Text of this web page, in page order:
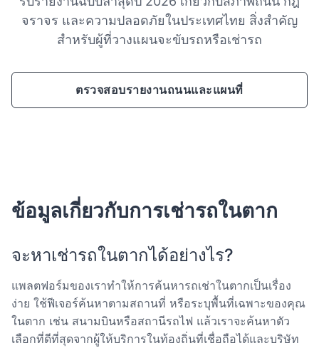
จราจร และความปลอดภัยในประเทศไทย สิ่งสำคัญ
สำหรับผู้ที่วางแผนจะขับรถหรือเช่ารถ
ตรวจสอบรายงานถนนและแผนที่
ข้อมูลเกี่ยวกับการเช่ารถในตาก
จะหาเช่ารถในตากได้อย่างไร?
แพลตฟอร์มของเราทำให้การค้นหารถเช่าในตากเป็นเรื่อง
ง่าย ใช้ฟีเจอร์ค้นหาตามสถานที่ หรือระบุพื้นที่เฉพาะของคุณ
ในตาก เช่น สนามบินหรือสถานีรถไฟ แล้วเราจะค้นหาตัว
เลือกที่ดีที่สุดจากผู้ให้บริการในท้องถิ่นที่เชื่อถือได้และบริษัท